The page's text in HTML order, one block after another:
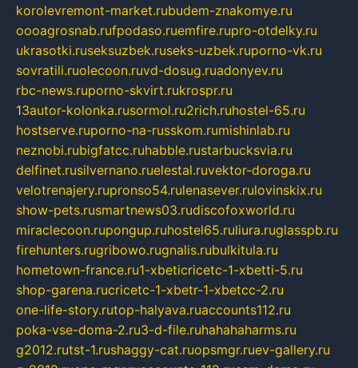
korolevremont-market.rubudem-znakomye.ru
oooagrosnab.rufpodaso.ruemfire.rupro-otdelky.ru
ukrasotki.ruseksuzbek.ruseks-uzbek.ruporno-vk.ru
sovratili.ruolecoon.ruvd-dosug.ruadonyev.ru
rbc-news.ruporno-skvirt.rukrospr.ru
13autor-kolonka.rusormol.ru2rich.ruhostel-65.ru
hostserve.ruporno-na-russkom.rumishinlab.ru
neznobi.rubigfatcc.ruhabble.rustarbucksvia.ru
delfinet.rusilvernano.ruelestal.ruvektor-doroga.ru
velotrenajery.rupronso54.rulenasever.rulovinskix.ru
show-pets.rusmartnews03.rudiscofoxworld.ru
miraclecoon.rupongup.ruhostel65.ruliura.ruglasspb.ru
firehunters.rugribowo.rugnalis.rubulkitula.ru
hometown-france.ru1-xbeticricetc-1-xbetti-5.ru
shop-garena.rucricetc-1-xbetr-1-xbetcc-2.ru
one-life-story.rutop-halyava.ruaccounts112.ru
poka-vse-doma-2.ru3-d-file.ruhahahaharms.ru
g2012.rutst-1.rushaggy-cat.ruopsmgr.ruev-gallery.ru